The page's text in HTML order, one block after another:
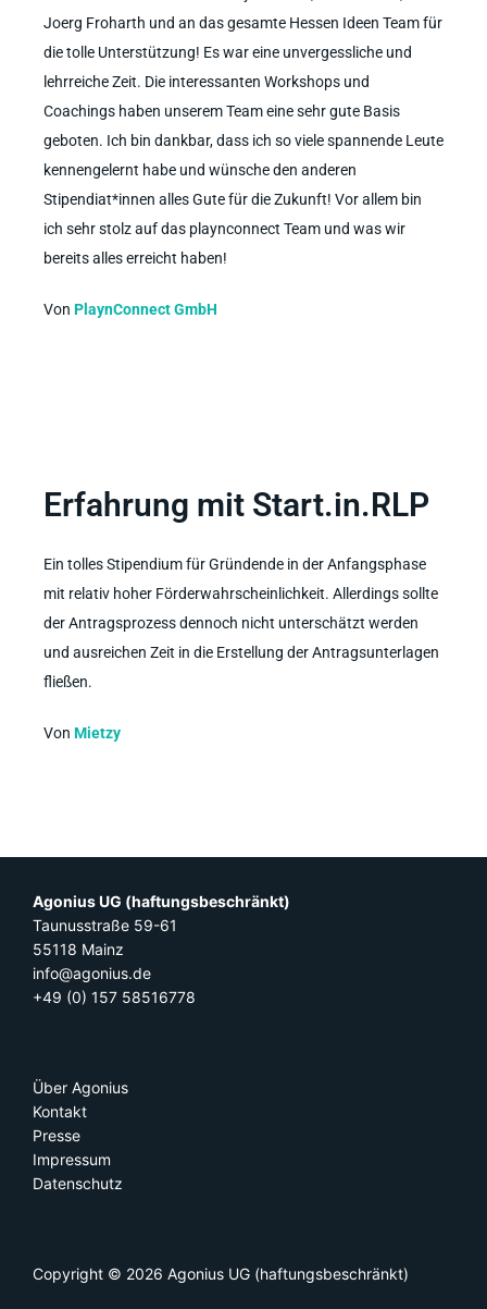
Joerg Froharth und an das gesamte Hessen Ideen Team für
die tolle Unterstützung! Es war eine unvergessliche und
lehrreiche Zeit. Die interessanten Workshops und
Coachings haben unserem Team eine sehr gute Basis
geboten. Ich bin dankbar, dass ich so viele spannende Leute
kennengelernt habe und wünsche den anderen
Stipendiat*innen alles Gute für die Zukunft! Vor allem bin
ich sehr stolz auf das playnconnect Team und was wir
bereits alles erreicht haben!
Von PlaynConnect GmbH
Erfahrung mit Start.in.RLP
Ein tolles Stipendium für Gründende in der Anfangsphase
mit relativ hoher Förderwahrscheinlichkeit. Allerdings sollte
der Antragsprozess dennoch nicht unterschätzt werden
und ausreichen Zeit in die Erstellung der Antragsunterlagen
fließen.
Von Mietzy
Agonius UG (haftungsbeschränkt)
Taunusstraße 59-61
55118 Mainz
info@agonius.de
+49 (0) 157 58516778
Über Agonius
Kontakt
Presse
Impressum
Datenschutz
Copyright © 2026 Agonius UG (haftungsbeschränkt)